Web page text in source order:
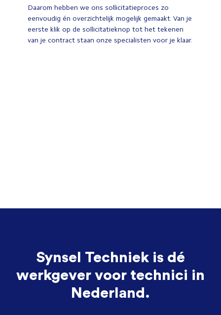
Daarom hebben we ons sollicitatieproces zo
eenvoudig én overzichtelijk mogelijk gemaakt. Van je
eerste klik op de sollicitatieknop tot het tekenen
van je contract staan onze specialisten voor je klaar.
Synsel Techniek is dé
werkgever voor technici in
Nederland.